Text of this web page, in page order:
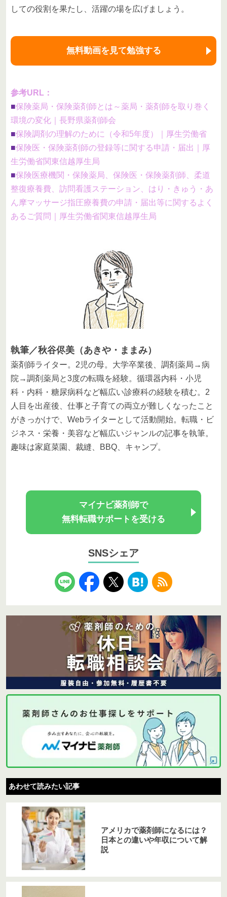
しての役割を果たし、活躍の場を広げましょう。
無料動画を見て勉強する
参考URL：
■保険薬局・保険薬剤師とは～薬局・薬剤師を取り巻く
環境の変化｜長野県薬剤師会
■保険調剤の理解のために（令和5年度）｜厚生労働省
■保険医・保険薬剤師の登録等に関する申請・届出｜厚
生労働省関東信越厚生局
■保険医療機関・保険薬局、保険医・保険薬剤師、柔道
整復療養費、訪問看護ステーション、はり・きゅう・あ
ん摩マッサージ指圧療養費の申請・届出等に関するよく
あるご質問｜厚生労働省関東信越厚生局
執筆／秋谷侭美（あきや・ままみ）
薬剤師ライター。2児の母。大学卒業後、調剤薬局→病
院→調剤薬局と3度の転職を経験。循環器内科・小児
科・内科・糖尿病科など幅広い診療科の経験を積む。2
人目を出産後、仕事と子育ての両立が難しくなったこと
がきっかけで、Webライターとして活動開始。転職・ビ
ジネス・栄養・美容など幅広いジャンルの記事を執筆。
趣味は家庭菜園、裁縫、BBQ、キャンプ。
マイナビ薬剤師で
無料転職サポートを受ける
SNSシェア
あわせて読みたい記事
アメリカで薬剤師になるには？
日本との違いや年収について解
説